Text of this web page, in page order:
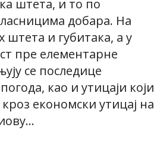
штета, и то по
добара. На
штета и губитака, а у
пре елементарне
се последице
као и утицаји који
економски утицај на